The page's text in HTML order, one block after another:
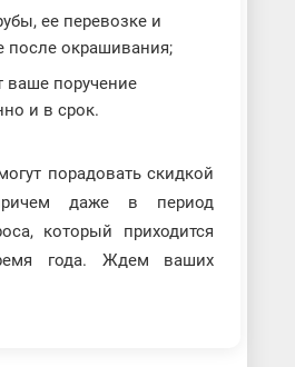
ее перевозке и
после окрашивания;
ваше поручение
и в срок.
порадовать скидкой
даже в период
который приходится
года. Ждем ваших